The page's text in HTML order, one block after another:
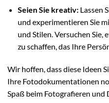
Seien Sie kreativ:Lassen
und experimentieren Sie
und Stilen. Versuchen Sie,
zu schaffen, das Ihre
Wir hoffen, dass diese Ideen
Ihre Fotodokumentationen
Spaß beim Fotografieren und